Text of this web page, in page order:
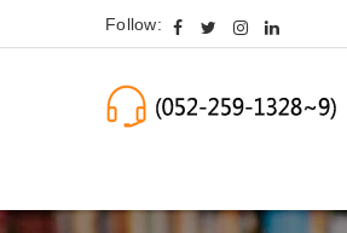
Follow: